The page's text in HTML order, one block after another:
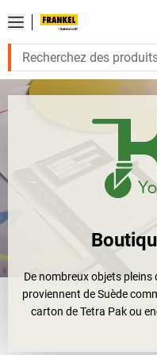
De nombreux objets
proviennent de Suède
carton de Tetra Pak ou
Verkstadt AB, un